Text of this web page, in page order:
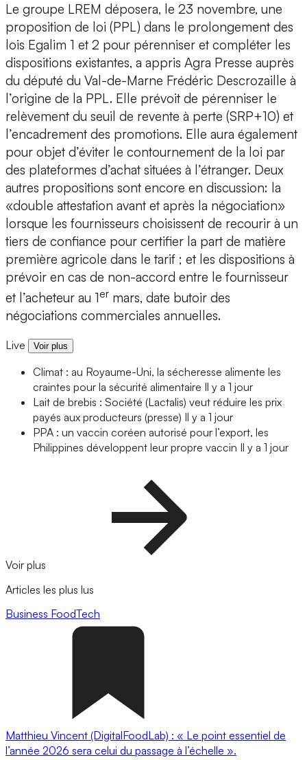
Le groupe LREM déposera, le 23 novembre, une
proposition de loi (PPL) dans le prolongement des
lois Egalim 1 et 2 pour pérenniser et compléter les
dispositions existantes, a appris Agra Presse auprès
du député du Val-de-Marne Frédéric Descrozaille à
l’origine de la PPL. Elle prévoit de pérenniser le
relèvement du seuil de revente à perte (SRP+10) et
l’encadrement des promotions. Elle aura également
pour objet d’éviter le contournement de la loi par
des plateformes d’achat situées à l’étranger. Deux
autres propositions sont encore en discussion: la
«double attestation avant et après la négociation»
lorsque les fournisseurs choisissent de recourir à un
tiers de confiance pour certifier la part de matière
première agricole dans le tarif ; et les dispositions à
prévoir en cas de non-accord entre le fournisseur
et l’acheteur au 1er mars, date butoir des
négociations commerciales annuelles.
Live Voir plus
Climat : au Royaume-Uni, la sécheresse alimente les
craintes pour la sécurité alimentaire Il y a 1 jour
Lait de brebis : Société (Lactalis) veut réduire les prix
payés aux producteurs (presse) Il y a 1 jour
PPA : un vaccin coréen autorisé pour l’export, les
Philippines développent leur propre vaccin Il y a 1 jour
Voir plus
Articles les plus lus
Business FoodTech
Matthieu Vincent (DigitalFoodLab) : « Le point essentiel de
l’année 2026 sera celui du passage à l’échelle ».